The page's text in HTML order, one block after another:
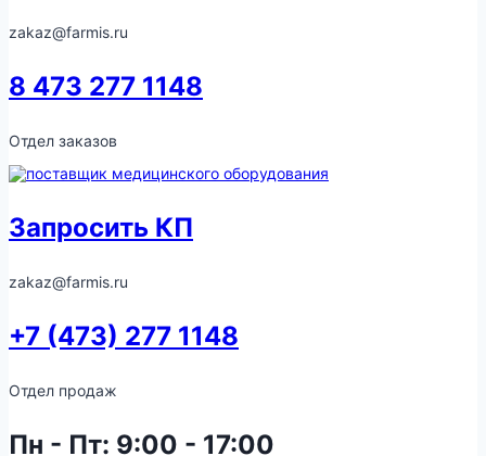
zakaz@farmis.ru
8 473 277 1148
Отдел заказов
Запросить КП
zakaz@farmis.ru
+7 (473) 277 1148
Отдел продаж
Пн - Пт: 9:00 - 17:00